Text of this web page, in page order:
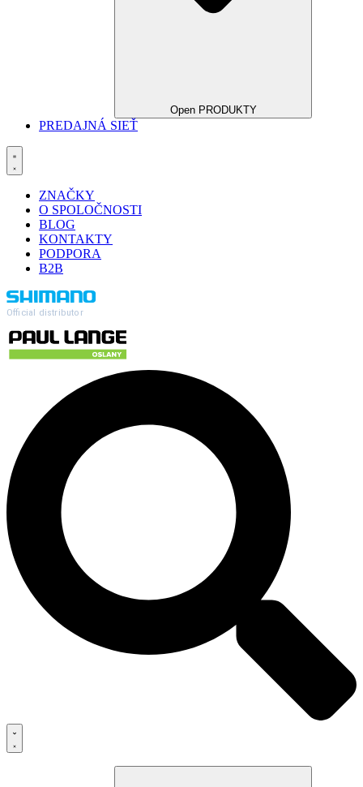
Open PRODUKTY
PREDAJNÁ SIEŤ
ZNAČKY
O SPOLOČNOSTI
BLOG
KONTAKTY
PODPORA
B2B
Official distributor